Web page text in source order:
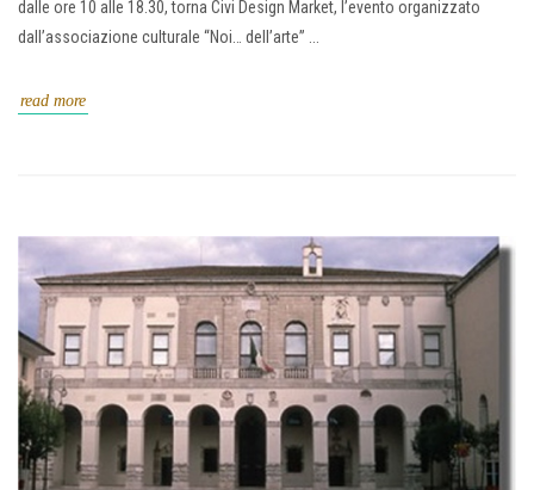
dalle ore 10 alle 18.30, torna Civi Design Market, l’evento organizzato
dall’associazione culturale “Noi… dell’arte” ...
read more